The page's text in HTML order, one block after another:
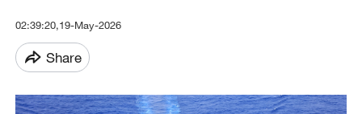
02:39:20,19-May-2026
Share